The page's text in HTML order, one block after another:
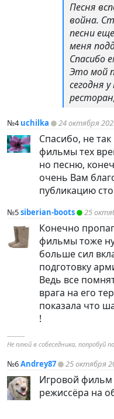
Песня
война.
песни
меня
Спасибо
Это мой
сегодня
№4uchilka 24 октября
Спасибо, не
фильмы тех
но песню,
очень Вам
публикацию
№5siberian-boots 25
Конечно
фильмы тоже
больше сил
подготовку
Ведь все
врага на его
показала что
!
----------
Не плюй в собеседника, попробуй
№6Andrey87 25 октября
Игровой фильм
режиссёра на